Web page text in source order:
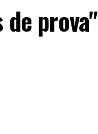
prova"